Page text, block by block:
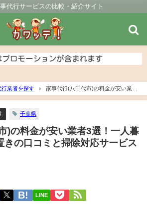
代行サービスの比較・紹介サイト
行業者を探す
家事代行(八千代市)の料金が安い業者3
の口コミと掃除対応サービスも紹介！
千葉県
)の料金が安い業者3選！一人暮
きの口コミと掃除対応サービス
LINE